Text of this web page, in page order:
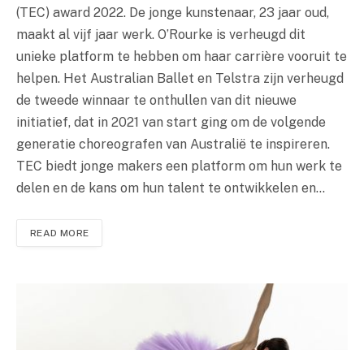
(TEC) award 2022. De jonge kunstenaar, 23 jaar oud,
maakt al vijf jaar werk. O’Rourke is verheugd dit
unieke platform te hebben om haar carrière vooruit te
helpen. Het Australian Ballet en Telstra zijn verheugd
de tweede winnaar te onthullen van dit nieuwe
initiatief, dat in 2021 van start ging om de volgende
generatie choreografen van Australië te inspireren.
TEC biedt jonge makers een platform om hun werk te
delen en de kans om hun talent te ontwikkelen en…
READ MORE